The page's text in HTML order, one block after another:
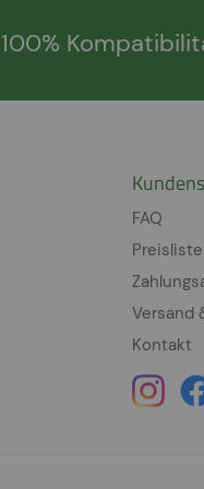
100%
FAQ
Versand
Kontakt